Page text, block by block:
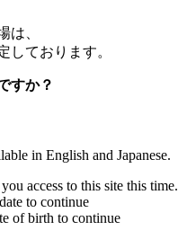
は、
しております。
すか？
in English and Japanese.
access to this site this time.
to continue
of birth to continue